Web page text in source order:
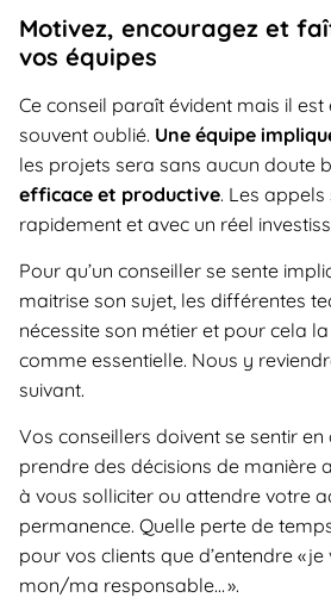
Motivez, encouragez et
vos équipes
Ce conseil paraît évident mais il
souvent oublié. Une équipe
les projets sera sans aucun doute
efficace et productive. Les
rapidement et avec un réel
Pour qu’un conseiller se sente
maitrise son sujet, les différentes
nécessite son métier et pour cela
comme essentielle. Nous y
suivant.
Vos conseillers doivent se sentir
prendre des décisions de manière
à vous solliciter ou attendre votre
permanence. Quelle perte de
pour vos clients que d’entendre «
mon/ma responsable… ».